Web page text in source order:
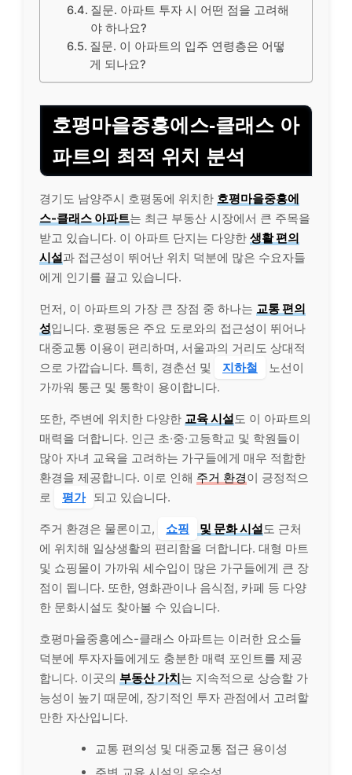
질문. 아파트 투자 시 어떤 점을 고려해
야 하나요?
질문. 이 아파트의 입주 연령층은 어떻
게 되나요?
호평마을중흥에스-클래스 아
파트의 최적 위치 분석
경기도 남양주시 호평동에 위치한 호평마을중흥에
스-클래스 아파트는 최근 부동산 시장에서 큰 주목을
받고 있습니다. 이 아파트 단지는 다양한 생활 편의
시설과 접근성이 뛰어난 위치 덕분에 많은 수요자들
에게 인기를 끌고 있습니다.
먼저, 이 아파트의 가장 큰 장점 중 하나는 교통 편의
성입니다. 호평동은 주요 도로와의 접근성이 뛰어나
대중교통 이용이 편리하며, 서울과의 거리도 상대적
으로 가깝습니다. 특히, 경춘선 및
지하철
노선이
가까워 통근 및 통학이 용이합니다.
또한, 주변에 위치한 다양한 교육 시설도 이 아파트의
매력을 더합니다. 인근 초·중·고등학교 및 학원들이
많아 자녀 교육을 고려하는 가구들에게 매우 적합한
환경을 제공합니다. 이로 인해 주거 환경이 긍정적으
로
평가 되고 있습니다.
주거 환경은 물론이고, 쇼핑 및 문화 시설도 근처
에 위치해 일상생활의 편리함을 더합니다. 대형 마트
및 쇼핑몰이 가까워 세수입이 많은 가구들에게 큰 장
점이 됩니다. 또한, 영화관이나 음식점, 카페 등 다양
한 문화시설도 찾아볼 수 있습니다.
호평마을중흥에스-클래스 아파트는 이러한 요소들
덕분에 투자자들에게도 충분한 매력 포인트를 제공
합니다. 이곳의 부동산 가치는 지속적으로 상승할 가
능성이 높기 때문에, 장기적인 투자 관점에서 고려할
만한 자산입니다.
교통 편의성 및 대중교통 접근 용이성